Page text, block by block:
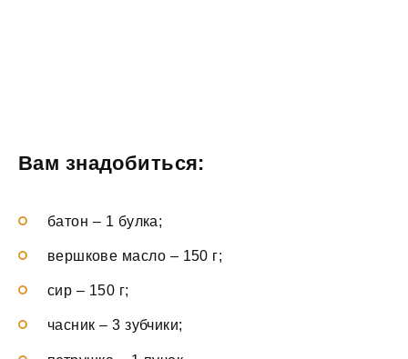
Вам знадобиться:
батон – 1 булка;
вершкове масло – 150 г;
сир – 150 г;
часник – 3 зубчики;